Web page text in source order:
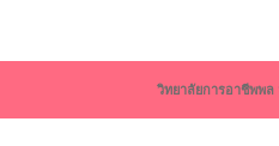
วิทยาลัยการอาชีพพ